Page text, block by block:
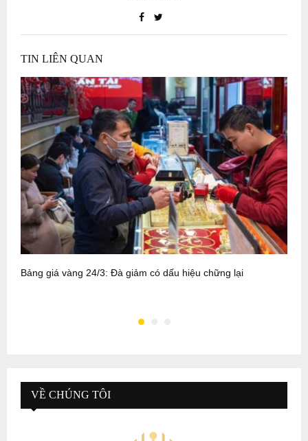
TIN LIÊN QUAN
Bảng giá vàng 24/3: Đà giảm có dấu hiệu chững lại
VỀ CHÚNG TÔI